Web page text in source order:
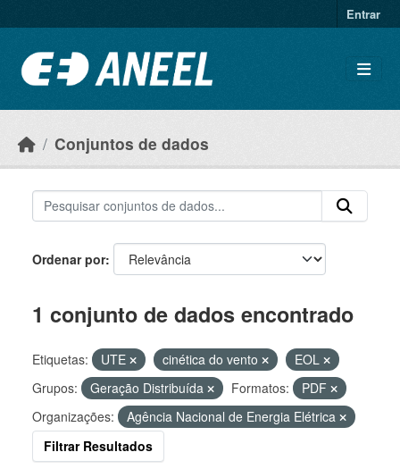
Entrar
Conjuntos de dados
Ordenar por
1 conjunto de dados encontrado
Etiquetas: UTE cinética do vento
EOL
Grupos:
Geração Distribuída Formatos:
PDF
Organizações:
Agência Nacional de Energia Elétrica
Filtrar Resultados